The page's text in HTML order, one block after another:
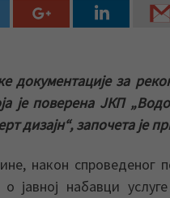
документације за
је поверена ЈКП
дизајн“, започета је
након спроведеног
јавној набавци